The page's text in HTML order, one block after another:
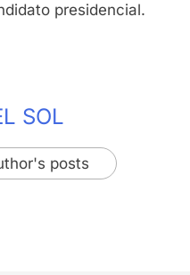
presidencial.
SOL
posts